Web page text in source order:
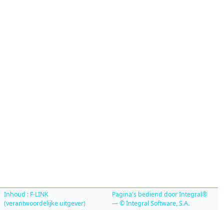
Inhoud : F-LINK
(verantwoordelijke uitgever)
Pagina's bediend door Integral®
— © Integral Software, S.A.